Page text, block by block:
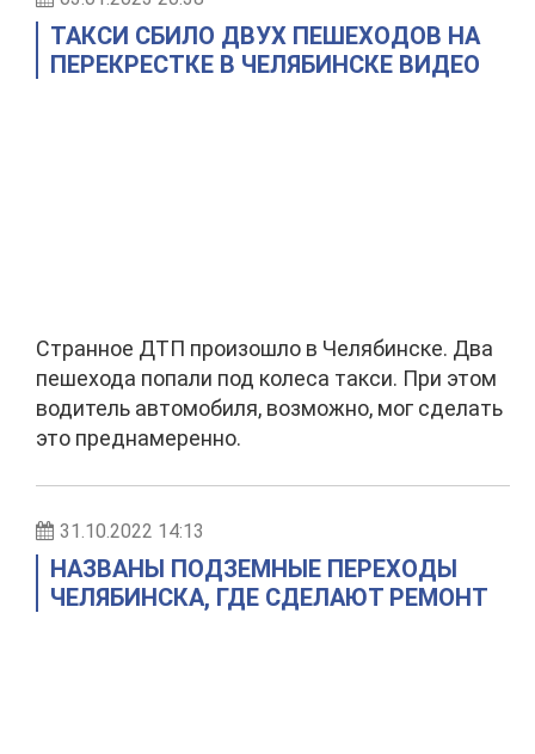
ТАКСИ СБИЛО ДВУХ ПЕШЕХОДОВ НА
ПЕРЕКРЕСТКЕ В ЧЕЛЯБИНСКЕ ВИДЕО
Странное ДТП произошло в Челябинске. Два
пешехода попали под колеса такси. При этом
водитель автомобиля, возможно, мог сделать
это преднамеренно.
31.10.2022 14:13
НАЗВАНЫ ПОДЗЕМНЫЕ ПЕРЕХОДЫ
ЧЕЛЯБИНСКА, ГДЕ СДЕЛАЮТ РЕМОНТ